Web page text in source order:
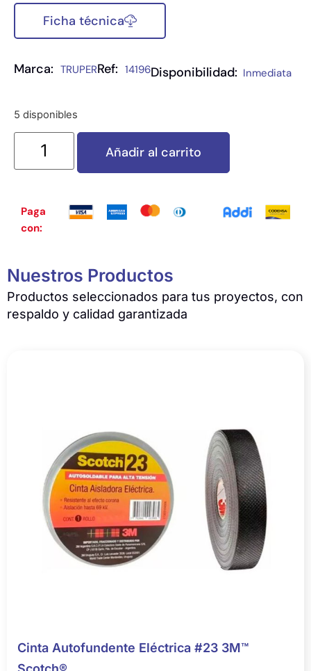
Ficha técnica
Marca: TRUPERRef: 14196Disponibilidad: Inmediata
5 disponibles
Añadir al carrito
Paga
con:
Nuestros Productos
Productos seleccionados para tus proyectos, con
respaldo y calidad garantizada
Cinta Autofundente Eléctrica #23 3M™